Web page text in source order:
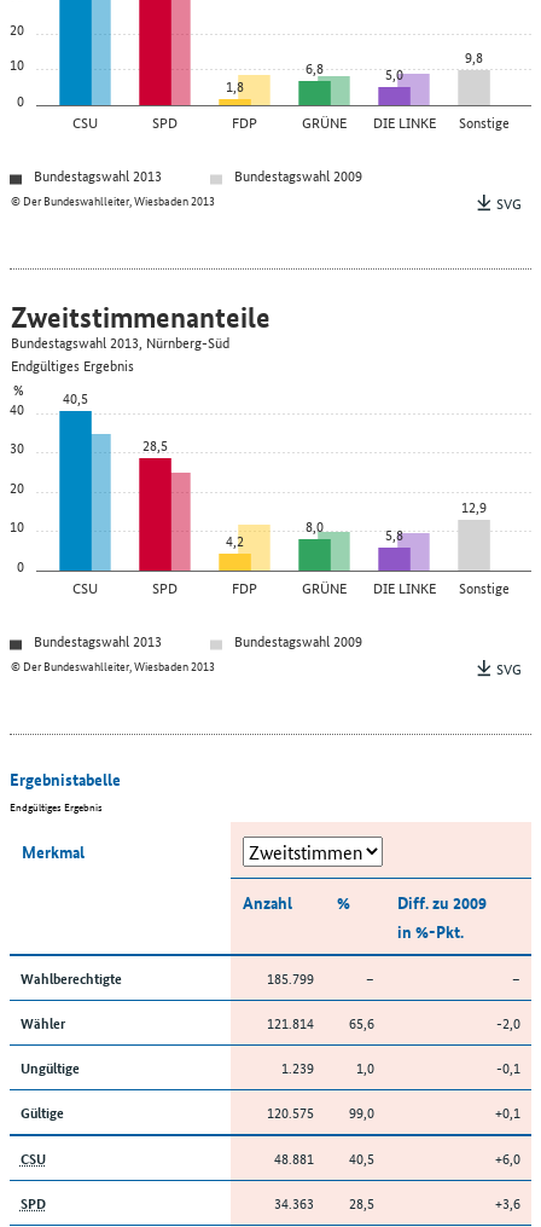
0
10
20
CSU SPD FDP GRÜNE DIE LINKE Sonstige
1,8
6,8 5,0
9,8
© Der Bundeswahlleiter, Wiesbaden 2013
Bundestagswahl 2013
Bundestagswahl 2009
SVG
0
10
20
30
40
%
CSU SPD FDP GRÜNE DIE LINKE Sonstige
40,5
28,5
4,2
8,0 5,8
12,9
© Der Bundeswahlleiter, Wiesbaden 2013
Zweitstimmenanteile
Bundestagswahl 2013, Nürnberg-Süd
Endgültiges Ergebnis
Bundestagswahl 2013
Bundestagswahl 2009
SVG
Ergebnistabelle
Endgültiges Ergebnis
Merkmal
Anzahl %
Diff. zu 2009
in %-Pkt.
Wahlberechtigte 185.799 – –
Wähler 121.814 65,6 -2,0
Ungültige 1.239 1,0 -0,1
Gültige 120.575 99,0 +0,1
CSU 48.881 40,5 +6,0
SPD 34.363 28,5 +3,6